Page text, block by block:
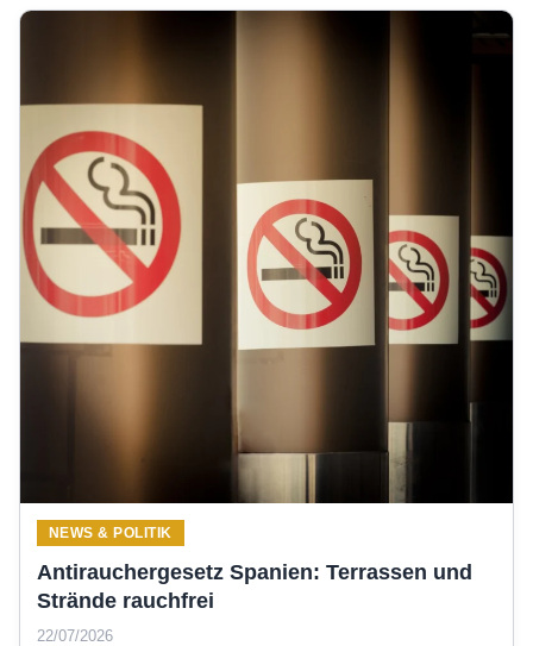
NEWS & POLITIK
Antirauchergesetz Spanien: Terrassen und
Strände rauchfrei
22/07/2026